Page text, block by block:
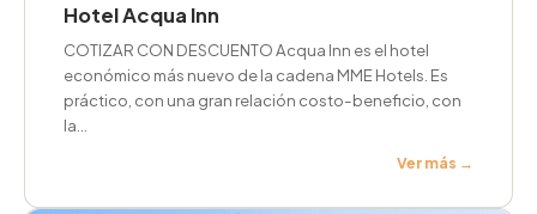
Hotel Acqua Inn
COTIZAR CON DESCUENTO Acqua Inn es el hotel
económico más nuevo de la cadena MME Hotels. Es
práctico, con una gran relación costo-beneficio, con
la…
Ver más →